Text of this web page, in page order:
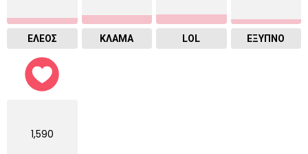
ΕΛΕΟΣ ΚΛΑΜΑ LOL ΈΞΥΠΝΟ
1,590